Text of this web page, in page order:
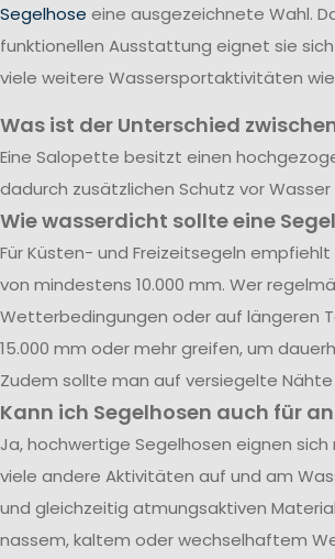
Segelhose eine ausgezeichnete Wahl.
funktionellen Ausstattung eignet sie
viele weitere Wassersportaktivitäten wie
Was ist der Unterschied
Eine Salopette besitzt einen
dadurch zusätzlichen Schutz vor Wasser
Wie wasserdicht sollte eine
Für Küsten- und Freizeitsegeln
von mindestens 10.000 mm. Wer
Wetterbedingungen oder auf längeren
15.000 mm oder mehr greifen, um
Zudem sollte man auf versiegelte
Kann ich Segelhosen auch für
Ja, hochwertige Segelhosen eignen
viele andere Aktivitäten auf und am
und gleichzeitig atmungsaktiven
nassem, kaltem oder wechselhaftem